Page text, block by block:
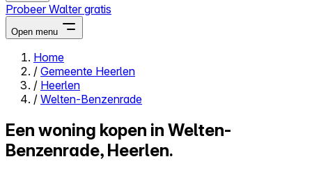
Probeer Walter gratis
Open menu
Close menu
Zelf kopen
Home
/ Gemeente Heerlen
/ Heerlen
/ Welten-Benzenrade
Een woning kopen in Welten-
Benzenrade, Heerlen.